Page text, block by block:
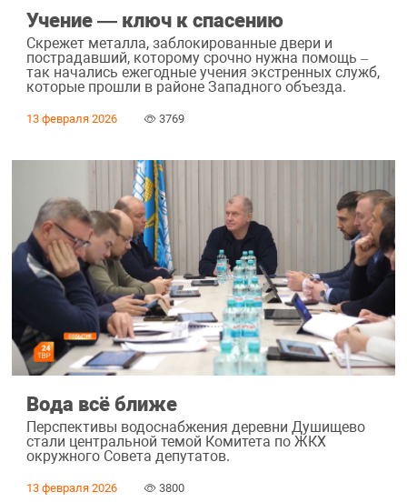
Учение ― ключ к спасению
Скрежет металла, заблокированные двери и
пострадавший, которому срочно нужна помощь –
так начались ежегодные учения экстренных служб,
которые прошли в районе Западного объезда.
13 февраля 2026 3769
Вода всё ближе
Перспективы водоснабжения деревни Душищево
стали центральной темой Комитета по ЖКХ
окружного Совета депутатов.
13 февраля 2026 3800